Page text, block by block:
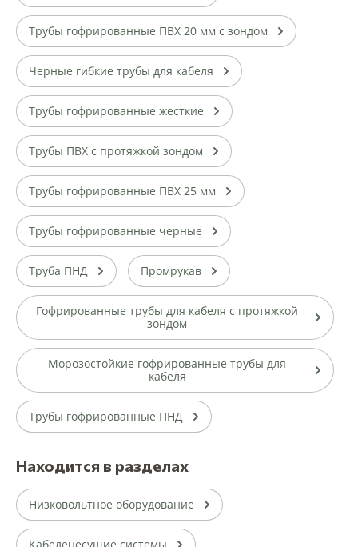
Трубы гофрированные ПВХ 20 мм с зондом
Черные гибкие трубы для кабеля
Трубы гофрированные жесткие
Трубы ПВХ с протяжкой зондом
Трубы гофрированные ПВХ 25 мм
Трубы гофрированные черные
Труба ПНД Промрукав
Гофрированные трубы для кабеля с протяжкой
зондом
Морозостойкие гофрированные трубы для
кабеля
Трубы гофрированные ПНД
Находится в разделах
Низковольтное оборудование